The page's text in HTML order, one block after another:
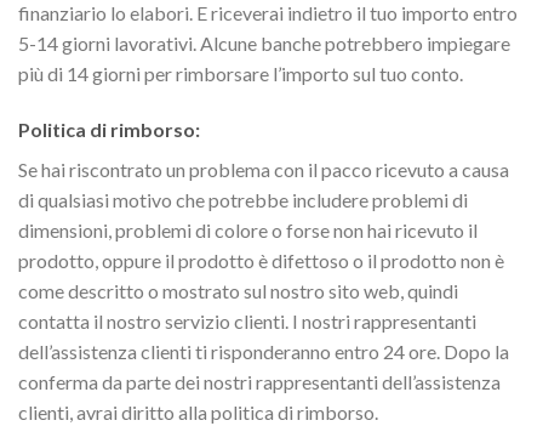
finanziario lo elabori. E riceverai indietro il tuo importo entro
5-14 giorni lavorativi. Alcune banche potrebbero impiegare
più di 14 giorni per rimborsare l’importo sul tuo conto.
Politica di rimborso:
Se hai riscontrato un problema con il pacco ricevuto a causa
di qualsiasi motivo che potrebbe includere problemi di
dimensioni, problemi di colore o forse non hai ricevuto il
prodotto, oppure il prodotto è difettoso o il prodotto non è
come descritto o mostrato sul nostro sito web, quindi
contatta il nostro servizio clienti. I nostri rappresentanti
dell’assistenza clienti ti risponderanno entro 24 ore. Dopo la
conferma da parte dei nostri rappresentanti dell’assistenza
clienti, avrai diritto alla politica di rimborso.